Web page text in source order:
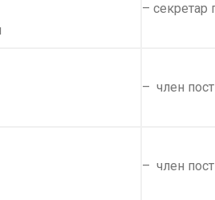
– секретар
– член
– член